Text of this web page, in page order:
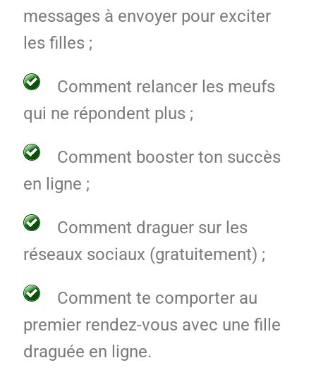
messages à envoyer pour exciter
les filles ;
Comment relancer les meufs
qui ne répondent plus ;
Comment booster ton succès
en ligne ;
Comment draguer sur les
réseaux sociaux (gratuitement) ;
Comment te comporter au
premier rendez-vous avec une fille
draguée en ligne.